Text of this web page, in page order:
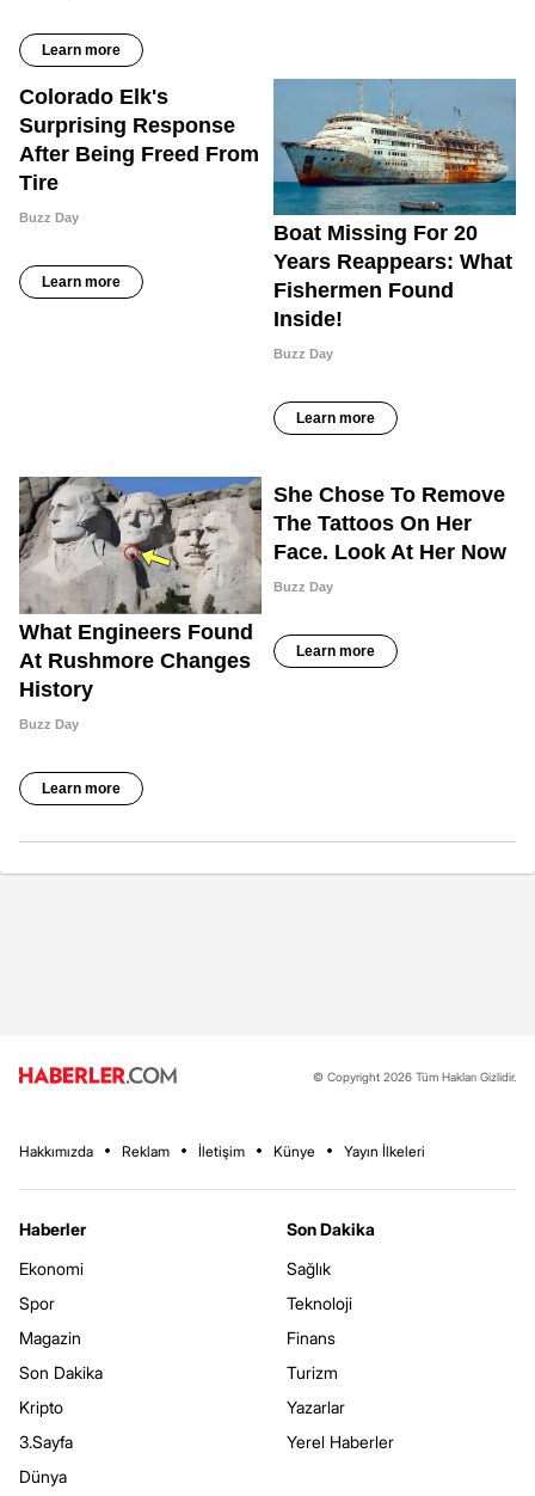
© Copyright 2026 Tüm Hakları Gizlidir.
Hakkımızda Reklam İletişim Künye Yayın İlkeleri
Haberler
Ekonomi
Spor
Magazin
Son Dakika
Kripto
3.Sayfa
Dünya
Son Dakika
Sağlık
Teknoloji
Finans
Turizm
Yazarlar
Yerel Haberler